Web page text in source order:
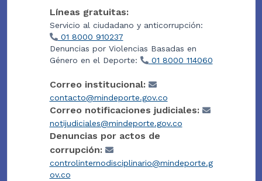
Líneas gratuitas:
Servicio al ciudadano y anticorrupción:
01 8000 910237
Denuncias por Violencias Basadas en
Género en el Deporte:
01 8000 114060
Correo institucional:
contacto@mindeporte.gov.co
Correo notificaciones judiciales:
notijudiciales@mindeporte.gov.co
Denuncias por actos de
corrupción:
controlinternodisciplinario@mindeporte.g
ov.co